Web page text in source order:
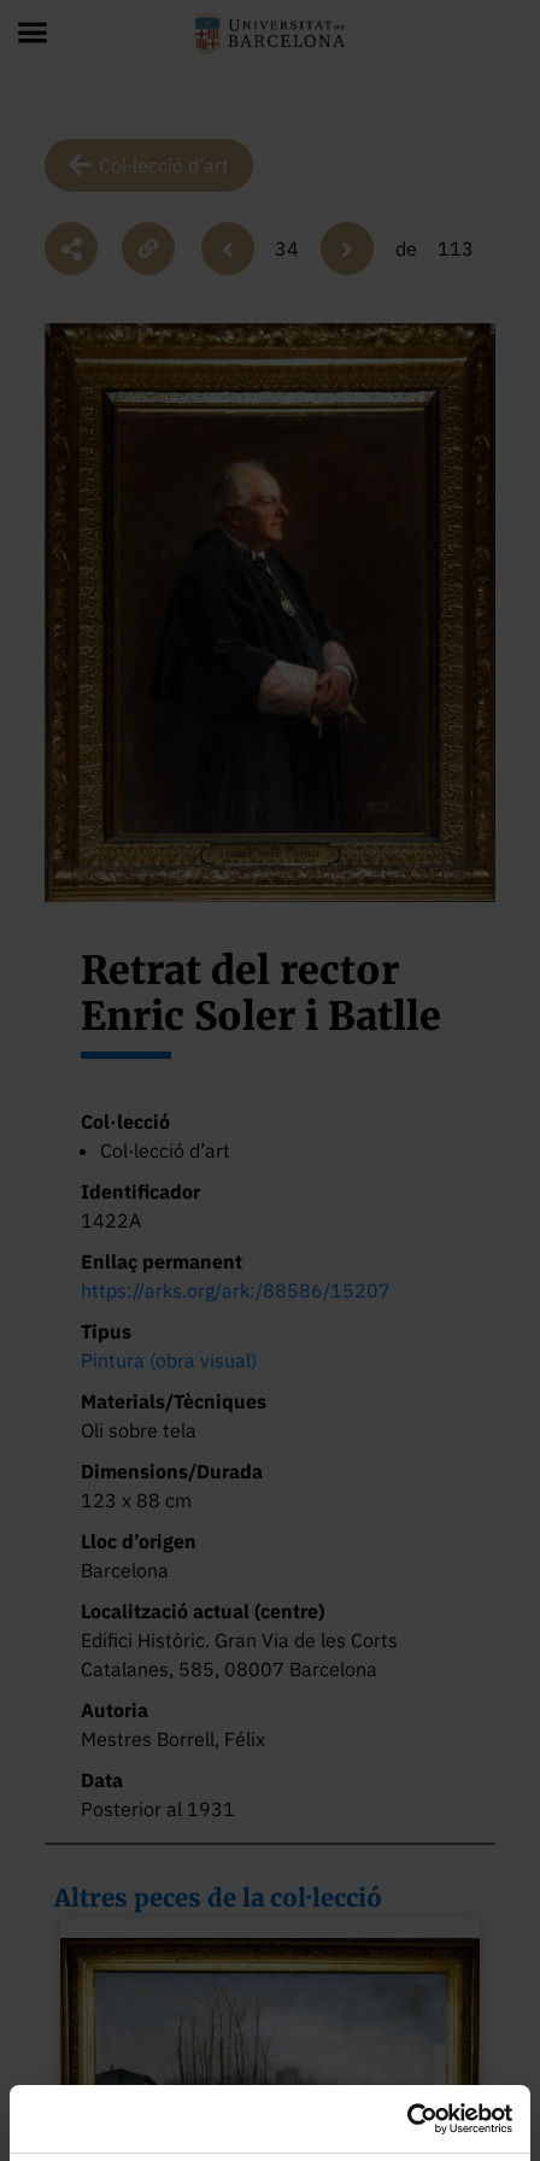
Col·lecció d’art
34 de 113
Retrat del rector
Enric Soler i Batlle
Col·lecció
Col·lecció d’art
Identificador
1422A
Enllaç permanent
https://arks.org/ark:/88586/15207
Tipus
Pintura (obra visual)
Materials/Tècniques
Oli sobre tela
Dimensions/Durada
123 x 88 cm
Lloc d’origen
Barcelona
Localització actual (centre)
Edifici Històric. Gran Via de les Corts
Catalanes, 585, 08007 Barcelona
Autoria
Mestres Borrell, Félix
Data
Posterior al 1931
Altres peces de la col·lecció